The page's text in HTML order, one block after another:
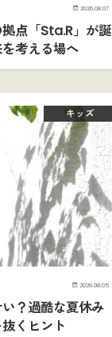
2026.08.07
点「Sta.R」が誕
考える場へ
キッズ
2026.08.05
い？過酷な夏休み
くヒント